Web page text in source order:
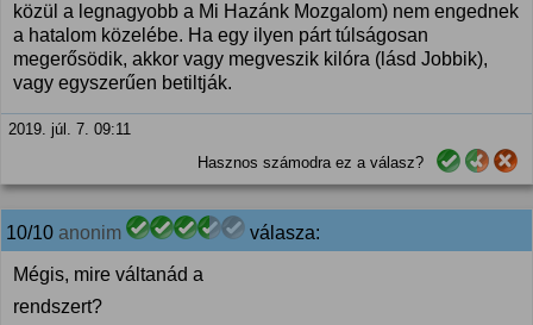
közül a legnagyobb a Mi Hazánk Mozgalom) nem engednek
a hatalom közelébe. Ha egy ilyen párt túlságosan
megerősödik, akkor vagy megveszik kilóra (lásd Jobbik),
vagy egyszerűen betiltják.
2019. júl. 7. 09:11
Hasznos számodra ez a válasz?
10/10 anonim válasza:
Mégis, mire váltanád a
rendszert?